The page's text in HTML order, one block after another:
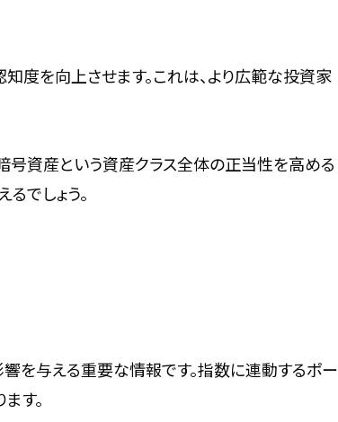
度を向上させます。これは、より広範な投資家
号資産という資産クラス全体の正当性を高める
でしょう。
を与える重要な情報です。指数に連動するポー
す。